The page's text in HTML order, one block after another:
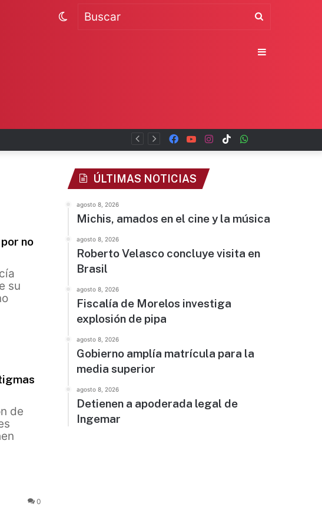
TikTok
Instagram
YouTube
Facebook
Switch
no
su
de
0
ÚLTIMAS NOTICIAS
agosto 8, 2026
Michis, amados en el cine y la música
agosto 8, 2026
Roberto Velasco concluye visita en
Brasil
agosto 8, 2026
Fiscalía de Morelos investiga
explosión de pipa
agosto 8, 2026
Gobierno amplía matrícula para la
media superior
agosto 8, 2026
Detienen a apoderada legal de
Ingemar